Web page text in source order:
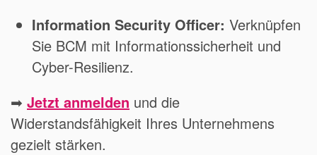
Information Security Officer: Verknüpfen
Sie BCM mit Informationssicherheit und
Cyber-Resilienz.
➡ Jetzt anmelden und die
Widerstandsfähigkeit Ihres Unternehmens
gezielt stärken.